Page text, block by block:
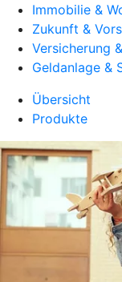
Immobilie &
Zukunft &
Versicherung
Geldanlage &
Übersicht
Produkte